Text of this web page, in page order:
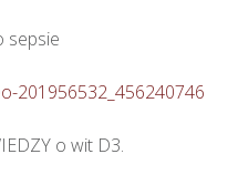
sepsie
201956532_456240746
o wit D3.